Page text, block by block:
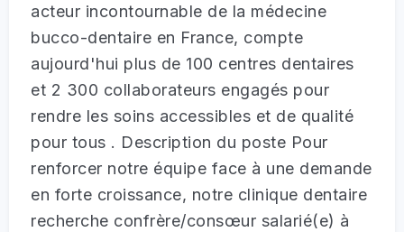
acteur incontournable de la médecine
bucco-dentaire en France, compte
aujourd'hui plus de 100 centres dentaires
et 2 300 collaborateurs engagés pour
rendre les soins accessibles et de qualité
pour tous . Description du poste Pour
renforcer notre équipe face à une demande
en forte croissance, notre clinique dentaire
recherche confrère/consœur salarié(e) à